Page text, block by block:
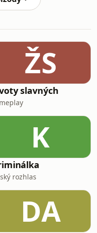
Čechy a
po válce
reprezentace
uplynulých
podcastuŽS
slavných
K
rozhlas
DA